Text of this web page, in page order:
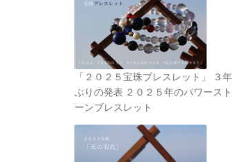
「２０２５宝珠ブレスレット」 ３年
ぶりの発表 ２０２５年のパワースト
ーンブレスレット